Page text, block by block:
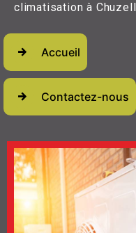
climatisation à
Accueil
Contactez-nous